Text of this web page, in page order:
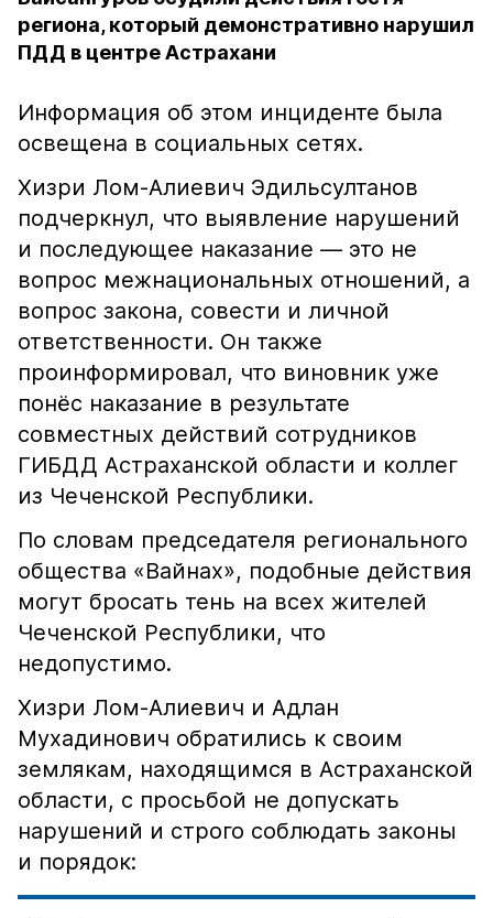
региона, который демонстративно нарушил
ПДД в центре Астрахани
Информация об этом инциденте была
освещена в социальных сетях.
Хизри Лом-Алиевич Эдильсултанов
подчеркнул, что выявление нарушений
и последующее наказание — это не
вопрос межнациональных отношений, а
вопрос закона, совести и личной
ответственности. Он также
проинформировал, что виновник уже
понёс наказание в результате
совместных действий сотрудников
ГИБДД Астраханской области и коллег
из Чеченской Республики.
По словам председателя регионального
общества «Вайнах», подобные действия
могут бросать тень на всех жителей
Чеченской Республики, что
недопустимо.
Хизри Лом-Алиевич и Адлан
Мухадинович обратились к своим
землякам, находящимся в Астраханской
области, с просьбой не допускать
нарушений и строго соблюдать законы
и порядок: